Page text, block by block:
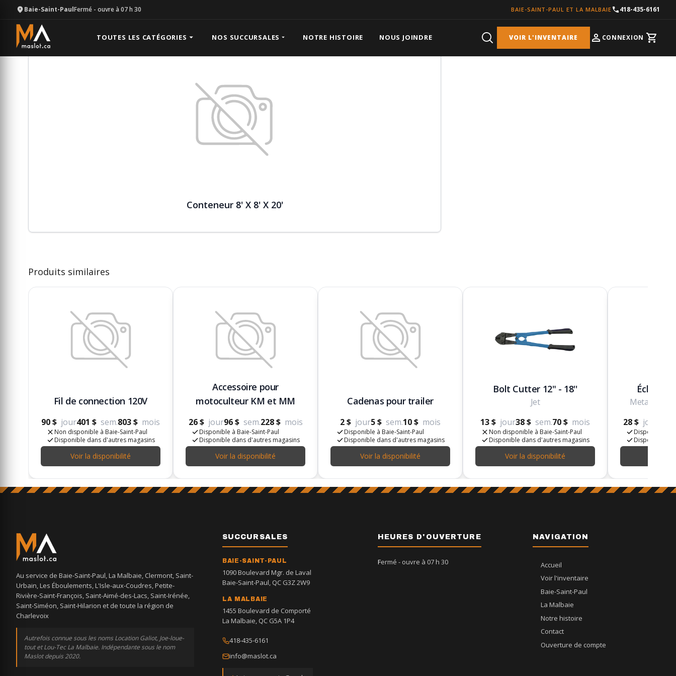
Baie-Saint-PaulFermé - ouvre à 07 h 30 BAIE-SAINT-PAUL ET LA MALBAIE 418-435-6161
TOUTES LES CATÉGORIES NOS SUCCURSALES NOTRE HISTOIRE NOUS JOINDRE VOIR L'INVENTAIRE CONNEXION Cart
Équipement Équipement divers
Conteneur 8' X 8' X 20'
Produits similaires
Fil de connection 120V
90 $ jour401 $ sem.803 $ mois
Non disponible à Baie-Saint-Paul
Disponible dans d'autres magasins
Voir la disponibilité
Accessoire pour
motoculteur KM et MM
26 $ jour96 $ sem.228 $ mois
Disponible à Baie-Saint-Paul
Disponible dans d'autres magasins
Voir la disponibilité
Cadenas pour trailer
2 $ jour5 $ sem.10 $ mois
Disponible à Baie-Saint-Paul
Disponible dans d'autres magasins
Voir la disponibilité
Bolt Cutter 12" - 18''
Jet
13 $ jour38 $ sem.70 $ mois
Non disponible à Baie-Saint-Paul
Disponible dans d'autres magasins
Voir la disponibilité
Échelle
Metaltech
28 $ jour
Disponible à
Disponible
Au service de Baie-Saint-Paul, La Malbaie, Clermont, Saint-
Urbain, Les Éboulements, L'Isle-aux-Coudres, Petite-
Rivière-Saint-François, Saint-Aimé-des-Lacs, Saint-Irénée,
Saint-Siméon, Saint-Hilarion et de toute la région de
Charlevoix
Autrefois connue sous les noms Location Galiot, Joe-loue-
tout et Lou-Tec La Malbaie. Indépendante sous le nom
Maslot depuis 2020.
SUCCURSALES
BAIE-SAINT-PAUL
1090 Boulevard Mgr. de Laval
Baie-Saint-Paul, QC G3Z 2W9
LA MALBAIE
1455 Boulevard de Comporté
La Malbaie, QC G5A 1P4
418-435-6161
info@maslot.ca
HEURES D'OUVERTURE
Fermé - ouvre à 07 h 30
NAVIGATION
Accueil
Voir l'inventaire
Baie-Saint-Paul
La Malbaie
Notre histoire
Contact
Ouverture de compte